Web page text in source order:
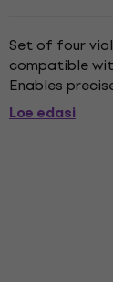
Set of four
compatible
Enables
Loe edasi